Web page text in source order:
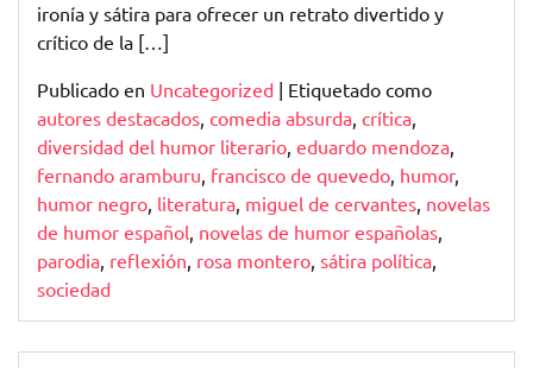
ironía y sátira para ofrecer un retrato divertido y
crítico de la […]
Publicado en Uncategorized | Etiquetado como
autores destacados, comedia absurda, crítica,
diversidad del humor literario, eduardo mendoza,
fernando aramburu, francisco de quevedo, humor,
humor negro, literatura, miguel de cervantes, novelas
de humor español, novelas de humor españolas,
parodia, reflexión, rosa montero, sátira política,
sociedad